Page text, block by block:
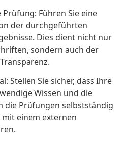
Führen Sie eine
der durchgeführten
Dies dient nicht nur
sondern auch der
Stellen Sie sicher, dass Ihre
Wissen und die
die Prüfungen selbstständig
einem externen